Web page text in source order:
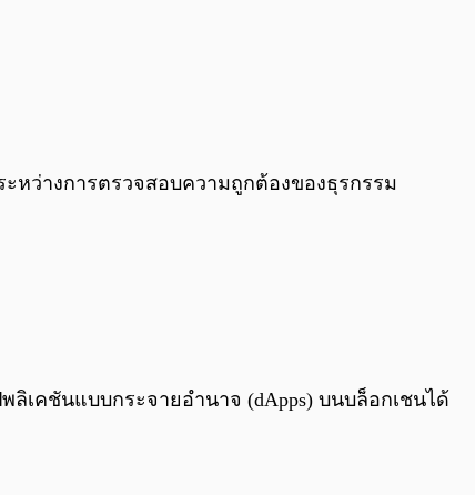
หว่างการตรวจสอบความถูกต้องของธุรกรรม
เคชันแบบกระจายอำนาจ (dApps) บนบล็อกเชนได้